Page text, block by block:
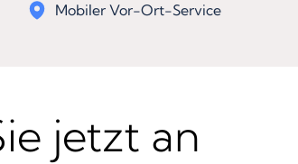
Mobiler Vor-Ort-Service
jetzt an